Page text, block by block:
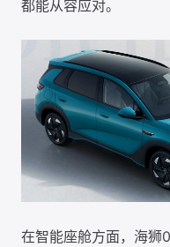
都能从容应对。
在智能座舱方面，海狮